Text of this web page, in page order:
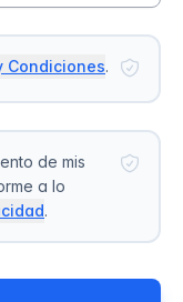
Condiciones.
de mis
a lo
.